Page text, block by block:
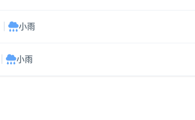
小雨
小雨